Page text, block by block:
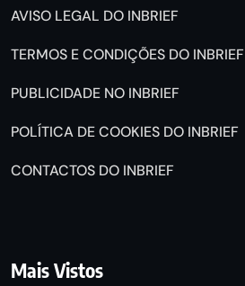
AVISO LEGAL DO INBRIEF
TERMOS E CONDIÇÕES DO INBRIEF
PUBLICIDADE NO INBRIEF
POLÍTICA DE COOKIES DO INBRIEF
CONTACTOS DO INBRIEF
Mais Vistos